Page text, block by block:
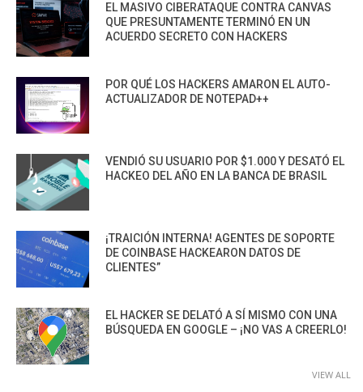
EL MASIVO CIBERATAQUE CONTRA CANVAS
QUE PRESUNTAMENTE TERMINÓ EN UN
ACUERDO SECRETO CON HACKERS
POR QUÉ LOS HACKERS AMARON EL AUTO-
ACTUALIZADOR DE NOTEPAD++
VENDIÓ SU USUARIO POR $1.000 Y DESATÓ EL
HACKEO DEL AÑO EN LA BANCA DE BRASIL
¡TRAICIÓN INTERNA! AGENTES DE SOPORTE
DE COINBASE HACKEARON DATOS DE
CLIENTES”
EL HACKER SE DELATÓ A SÍ MISMO CON UNA
BÚSQUEDA EN GOOGLE – ¡NO VAS A CREERLO!
VIEW ALL